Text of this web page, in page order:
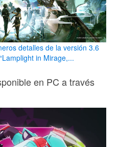
detalles de la versión 3.6
in Mirage,...
en PC a través